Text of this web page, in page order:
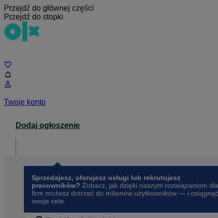
Przejdź do głównej części
Przejdź do stopki
Twoje konto
Dodaj ogłoszenie
Sprzedajesz, oferujesz usługi lub rekrutujesz
pracowników? Zobacz, jak dzięki naszym rozwiązaniom dla
firm możesz dotrzeć do milionów użytkowników — i osiągnąć
swoje cele.